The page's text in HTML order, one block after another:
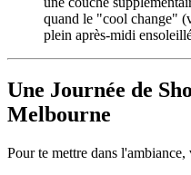
quand le "cool change"
plein après-midi
Une Journée de
Melbourne
Pour te mettre dans